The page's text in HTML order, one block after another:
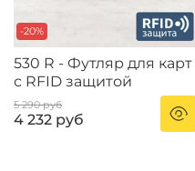
-20%
530 R - Футляр для карт
с RFID защитой
5 290 руб
4 232 руб